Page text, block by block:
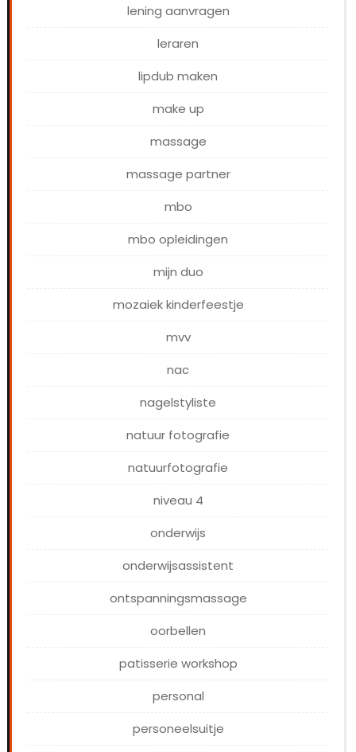
lening aanvragen
leraren
lipdub maken
make up
massage
massage partner
mbo
mbo opleidingen
mijn duo
mozaiek kinderfeestje
mvv
nac
nagelstyliste
natuur fotografie
natuurfotografie
niveau 4
onderwijs
onderwijsassistent
ontspanningsmassage
oorbellen
patisserie workshop
personal
personeelsuitje